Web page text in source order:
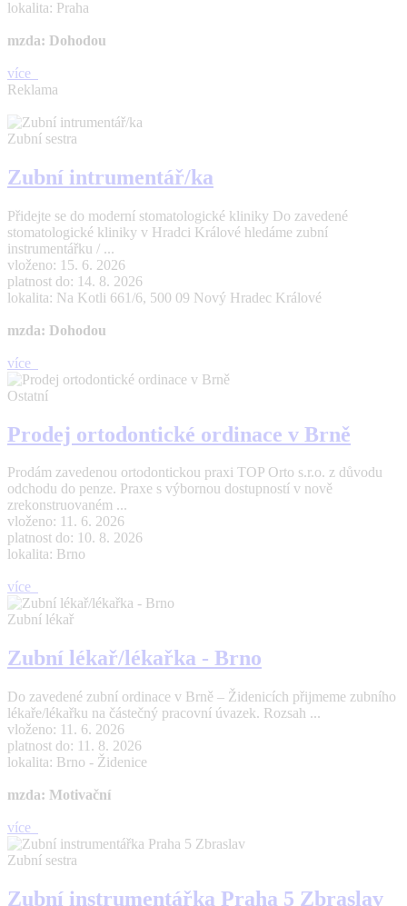
lokalita: Praha
mzda: Dohodou
více
Reklama
Zubní sestra
Zubní intrumentář/ka
Přidejte se do moderní stomatologické kliniky Do zavedené
stomatologické kliniky v Hradci Králové hledáme zubní
instrumentářku / ...
vloženo: 15. 6. 2026
platnost do: 14. 8. 2026
lokalita: Na Kotli 661/6, 500 09 Nový Hradec Králové
mzda: Dohodou
více
Ostatní
Prodej ortodontické ordinace v Brně
Prodám zavedenou ortodontickou praxi TOP Orto s.r.o. z důvodu
odchodu do penze. Praxe s výbornou dostupností v nově
zrekonstruovaném ...
vloženo: 11. 6. 2026
platnost do: 10. 8. 2026
lokalita: Brno
více
Zubní lékař
Zubní lékař/lékařka - Brno
Do zavedené zubní ordinace v Brně – Židenicích přijmeme zubního
lékaře/lékařku na částečný pracovní úvazek. Rozsah ...
vloženo: 11. 6. 2026
platnost do: 11. 8. 2026
lokalita: Brno - Židenice
mzda: Motivační
více
Zubní sestra
Zubní instrumentářka Praha 5 Zbraslav